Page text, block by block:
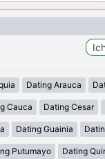
Dating Arauca
Cauca Dating Cesar
Dating Guainia
Putumayo Dating